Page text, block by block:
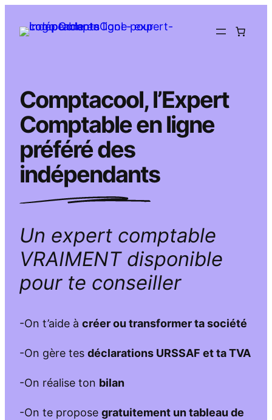
Comptacool, l’Expert
Comptable en ligne
préféré des
indépendants
Un expert comptable
VRAIMENT disponible
pour te conseiller
-On t’aide à créer ou transformer ta société
-On gère tes déclarations URSSAF et ta TVA
-On réalise ton bilan
-On te propose gratuitement un tableau de